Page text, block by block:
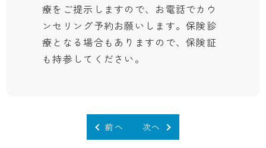
療をご提示しますので、お電話でカウ
ンセリング予約お願いします。保険診
療となる場合もありますので、保険証
も持参してください。
前へ 次へ